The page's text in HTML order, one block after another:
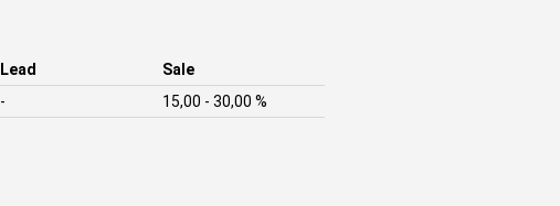
Lead
Sale
- 15,00 - 30,00 %